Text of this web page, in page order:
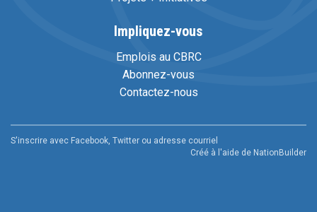
Impliquez-vous
Emplois au CBRC
Abonnez-vous
Contactez-nous
S'inscrire avec Facebook, Twitter ou adresse courriel
Créé à l'aide de NationBuilder